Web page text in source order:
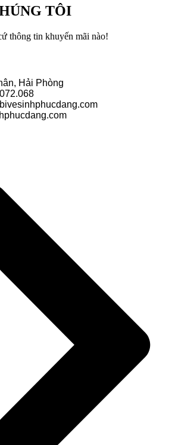
là:
1.940.000 ₫.TÔI
thông tin khuyến mãi nào!
Hải Phòng